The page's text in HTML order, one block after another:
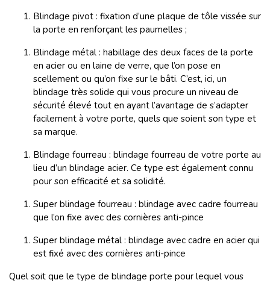
Blindage pivot : fixation d’une plaque de tôle vissée sur
la porte en renforçant les paumelles ;
Blindage métal : habillage des deux faces de la porte
en acier ou en laine de verre, que l’on pose en
scellement ou qu’on fixe sur le bâti. C’est, ici, un
blindage très solide qui vous procure un niveau de
sécurité élevé tout en ayant l’avantage de s’adapter
facilement à votre porte, quels que soient son type et
sa marque.
Blindage fourreau : blindage fourreau de votre porte au
lieu d’un blindage acier. Ce type est également connu
pour son efficacité et sa solidité.
Super blindage fourreau : blindage avec cadre fourreau
que l’on fixe avec des cornières anti-pince
Super blindage métal : blindage avec cadre en acier qui
est fixé avec des cornières anti-pince
Quel soit que le type de blindage porte pour lequel vous